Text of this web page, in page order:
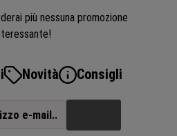
più nessuna promozione
Novità Consigli